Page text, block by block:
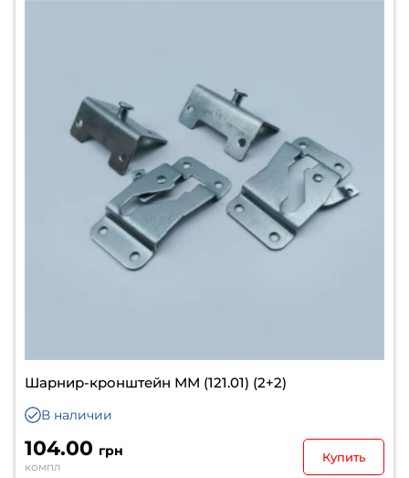
Шарнир-кронштейн ММ (121.01) (2+2)
В наличии
104.00 грн
компл
Купить